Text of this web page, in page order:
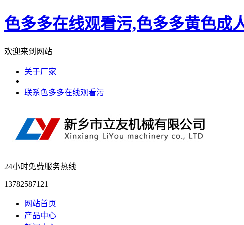
色多多在线观看污,色多多黄色成
欢迎来到网站
关于厂家
|
联系色多多在线观看污
24小时免费服务热线
13782587121
网站首页
产品中心